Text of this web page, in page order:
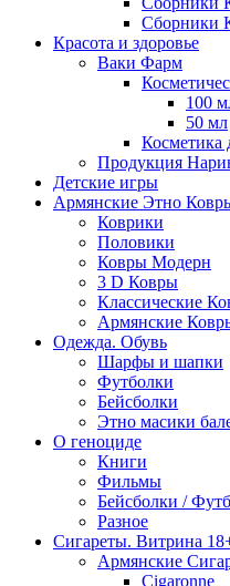
Сборники
Красота и здоровье
Ваки Фарм
100
50 мл
Косметика
Продукция
Детские игры
Армянские Этно
Коврики
Половики
Ковры Модерн
3 D Ковры
Классические
Армянские
Одежда. Обувь
Шарфы и шапки
Футболки
Бейсболки
Этно масики
О геноциде
Книги
Фильмы
Бейсболки /
Разное
Сигареты. Витрина
Армянские
Cigaronne